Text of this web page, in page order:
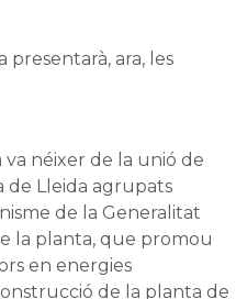
ara, les
néixer de la unió de
de Lleida agrupats
de la Generalitat
la planta, que promou
en energies
de la planta de